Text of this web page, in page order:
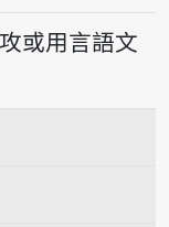
kik
或用言語文